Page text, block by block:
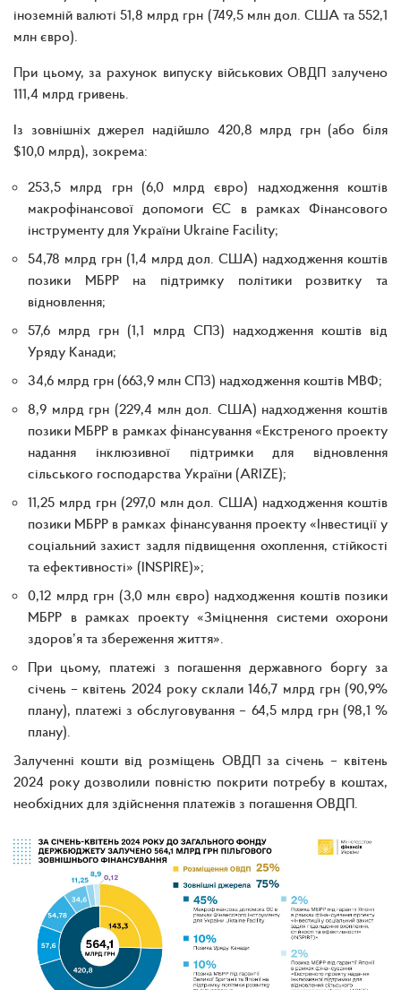
іноземній валюті 51,8 млрд грн (749,5 млн дол. США та 552,1
млн євро).
При цьому, за рахунок випуску військових ОВДП залучено
111,4 млрд гривень.
Із зовнішніх джерел надійшло 420,8 млрд грн (або біля
$10,0 млрд), зокрема:
253,5 млрд грн (6,0 млрд євро) надходження коштів
макрофінансової допомоги ЄС в рамках Фінансового
інструменту для України Ukraine Facility;
54,78 млрд грн (1,4 млрд дол. США) надходження коштів
позики МБРР на підтримку політики розвитку та
відновлення;
57,6 млрд грн (1,1 млрд СПЗ) надходження коштів від
Уряду Канади;
34,6 млрд грн (663,9 млн СПЗ) надходження коштів МВФ;
8,9 млрд грн (229,4 млн дол. США) надходження коштів
позики МБРР в рамках фінансування «Екстреного проекту
надання інклюзивної підтримки для відновлення
сільського господарства України (ARIZE);
11,25 млрд грн (297,0 млн дол. США) надходження коштів
позики МБРР в рамках фінансування проекту «Інвестиції у
соціальний захист задля підвищення охоплення, стійкості
та ефективності» (INSPIRE)»;
0,12 млрд грн (3,0 млн євро) надходження коштів позики
МБРР в рамках проекту «Зміцнення системи охорони
здоров’я та збереження життя».
При цьому, платежі з погашення державного боргу за
січень – квітень 2024 року склали 146,7 млрд грн (90,9%
плану), платежі з обслуговування – 64,5 млрд грн (98,1 %
плану).
Залученні кошти від розміщень ОВДП за січень – квітень
2024 року дозволили повністю покрити потребу в коштах,
необхідних для здійснення платежів з погашення ОВДП.